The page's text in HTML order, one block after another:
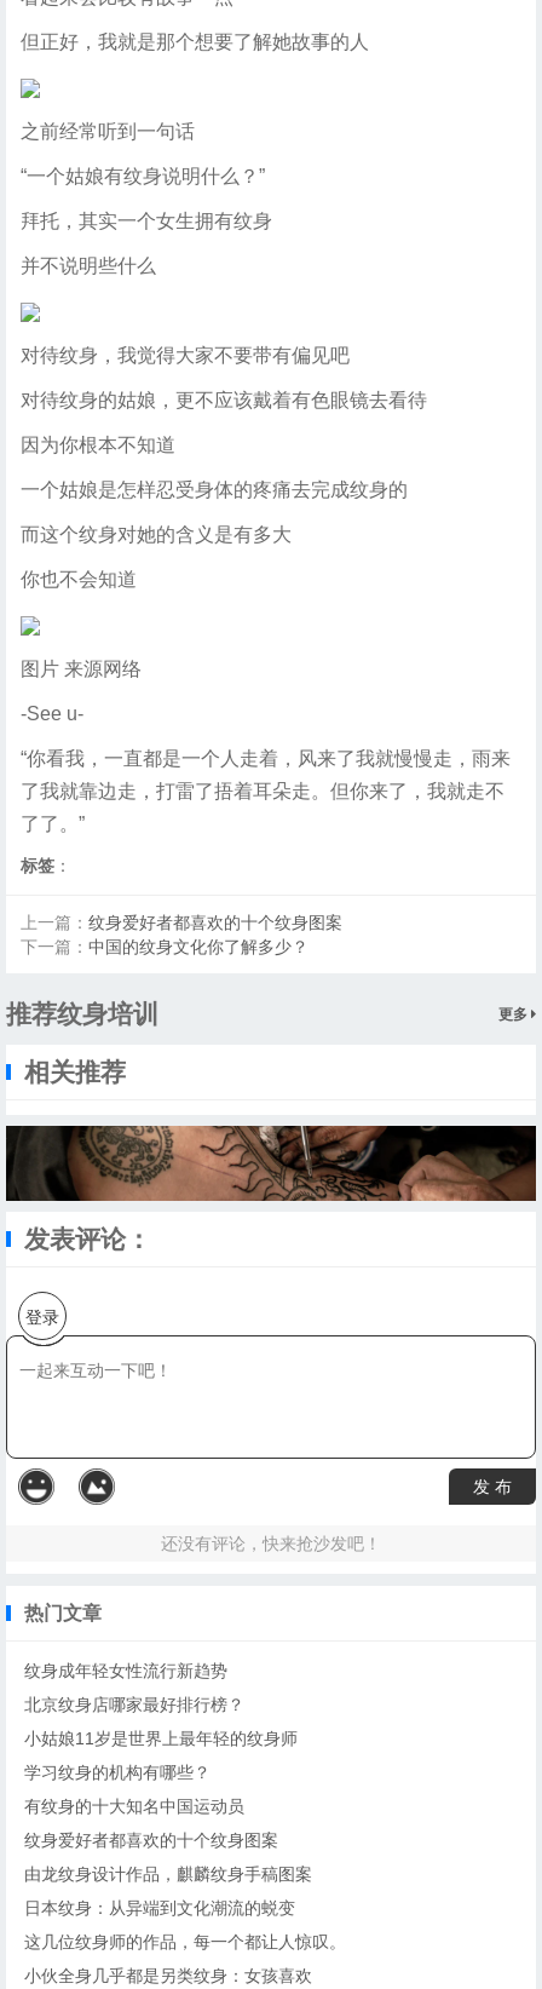
但正好，我就是那个想要了解她故事的人
之前经常听到一句话
“一个姑娘有纹身说明什么？”
拜托，其实一个女生拥有纹身
并不说明些什么
对待纹身，我觉得大家不要带有偏见吧
对待纹身的姑娘，更不应该戴着有色眼镜去看待
因为你根本不知道
一个姑娘是怎样忍受身体的疼痛去完成纹身的
而这个纹身对她的含义是有多大
你也不会知道
图片 来源网络
-See u-
“你看我，一直都是一个人走着，风来了我就慢慢走，雨来
了我就靠边走，打雷了捂着耳朵走。但你来了，我就走不
了了。”
标签 ：
上一篇： 纹身爱好者都喜欢的十个纹身图案
下一篇： 中国的纹身文化你了解多少？
更多
推荐纹身培训
相关推荐
发表评论：
登录
发 布
还没有评论，快来抢沙发吧！
热门文章
纹身成年轻女性流行新趋势
北京纹身店哪家最好排行榜？
小姑娘11岁是世界上最年轻的纹身师
学习纹身的机构有哪些？
有纹身的十大知名中国运动员
纹身爱好者都喜欢的十个纹身图案
由龙纹身设计作品，麒麟纹身手稿图案
日本纹身：从异端到文化潮流的蜕变
这几位纹身师的作品，每一个都让人惊叹。
小伙全身几乎都是另类纹身：女孩喜欢